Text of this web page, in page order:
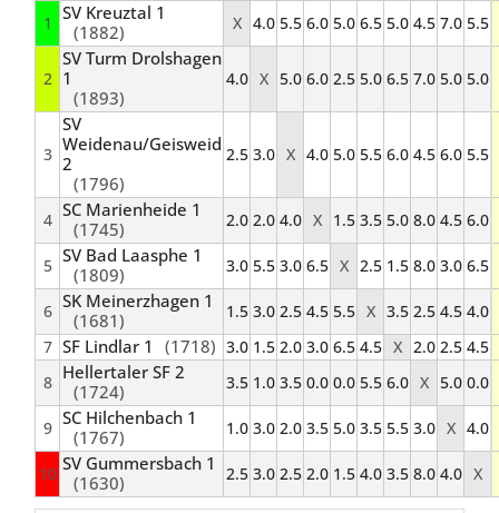
1 SV Kreuztal 1
(1882)
X 4.0 5.5 6.0 5.0 6.5 5.0 4.5 7.0 5.5
2
SV Turm Drolshagen
1
(1893)
4.0 X 5.0 6.0 2.5 5.0 6.5 7.0 5.0 5.0
3
SV
Weidenau/Geisweid
2
(1796)
2.5 3.0 X 4.0 5.0 5.5 6.0 4.5 6.0 5.5
4 SC Marienheide 1
(1745)
2.0 2.0 4.0 X 1.5 3.5 5.0 8.0 4.5 6.0
5 SV Bad Laasphe 1
(1809)
3.0 5.5 3.0 6.5 X 2.5 1.5 8.0 3.0 6.5
6 SK Meinerzhagen 1
(1681)
1.5 3.0 2.5 4.5 5.5 X 3.5 2.5 4.5 4.0
7 SF Lindlar 1 (1718) 3.0 1.5 2.0 3.0 6.5 4.5 X 2.0 2.5 4.5
8 Hellertaler SF 2
(1724)
3.5 1.0 3.5 0.0 0.0 5.5 6.0 X 5.0 0.0
9 SC Hilchenbach 1
(1767)
1.0 3.0 2.0 3.5 5.0 3.5 5.5 3.0 X 4.0
10 SV Gummersbach 1
(1630)
2.5 3.0 2.5 2.0 1.5 4.0 3.5 8.0 4.0 X